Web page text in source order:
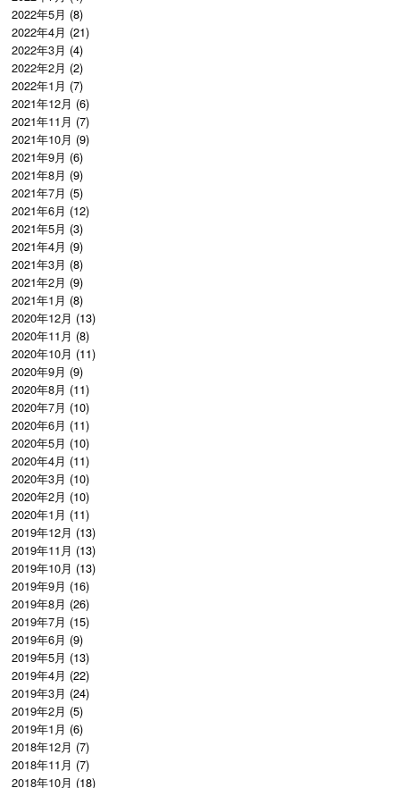
2022年5月 (8)
2022年4月 (21)
2022年3月 (4)
2022年2月 (2)
2022年1月 (7)
2021年12月 (6)
2021年11月 (7)
2021年10月 (9)
2021年9月 (6)
2021年8月 (9)
2021年7月 (5)
2021年6月 (12)
2021年5月 (3)
2021年4月 (9)
2021年3月 (8)
2021年2月 (9)
2021年1月 (8)
2020年12月 (13)
2020年11月 (8)
2020年10月 (11)
2020年9月 (9)
2020年8月 (11)
2020年7月 (10)
2020年6月 (11)
2020年5月 (10)
2020年4月 (11)
2020年3月 (10)
2020年2月 (10)
2020年1月 (11)
2019年12月 (13)
2019年11月 (13)
2019年10月 (13)
2019年9月 (16)
2019年8月 (26)
2019年7月 (15)
2019年6月 (9)
2019年5月 (13)
2019年4月 (22)
2019年3月 (24)
2019年2月 (5)
2019年1月 (6)
2018年12月 (7)
2018年11月 (7)
2018年10月 (18)